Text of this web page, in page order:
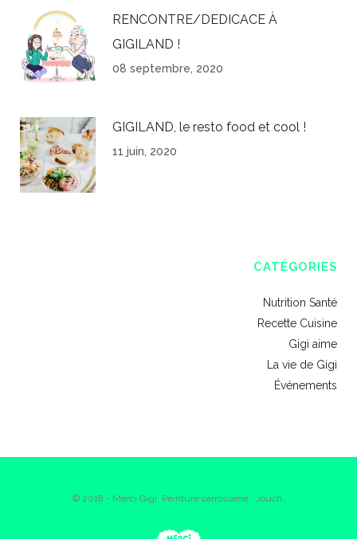
RENCONTRE/DEDICACE À
GIGILAND !
08 septembre, 2020
GIGILAND, le resto food et cool !
11 juin, 2020
CATÉGORIES
Nutrition Santé
Recette Cuisine
Gigi aime
La vie de Gigi
Événements
© 2018 - Merci Gigi. Peinture carrosserie : Jouch.